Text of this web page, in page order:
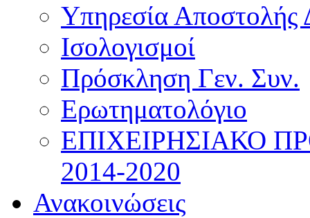
Υπηρεσία Αποστολής
Ισολογισμοί
Πρόσκληση Γεν. Συν.
Ερωτηματολόγιο
ΕΠΙΧΕΙΡΗΣΙΑΚΟ
2014-2020
Ανακοινώσεις